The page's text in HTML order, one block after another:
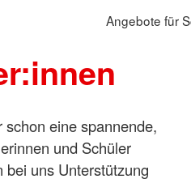
Angebote für
eine spannende,
und Schüler
bei uns Unterstützung